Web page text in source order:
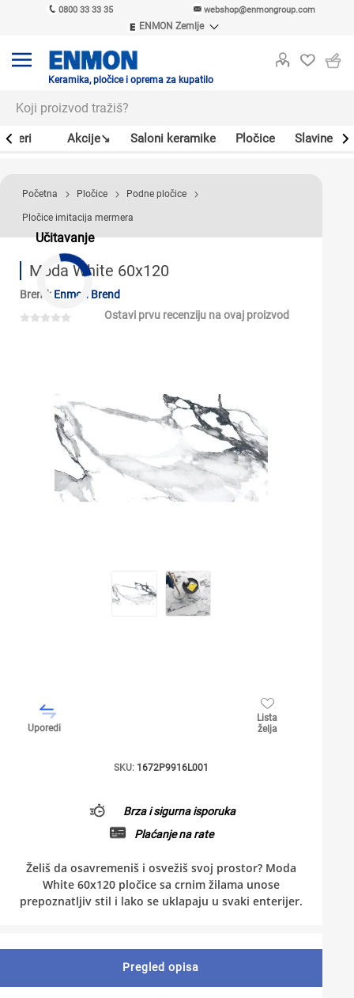
0800 33 33 35 webshop@enmongroup.com
ENMON Zemlje
ENMON MKD
Keramika, pločice i oprema za kupatilo
Akcije↘ Saloni keramike Pločice Slavine
Učitavanje
Početna Pločice Podne pločice
Pločice imitacija mermera
Moda White 60x120
Brend: Enmon Brend
Ostavi prvu recenziju na ovaj proizvod
Uporedi
Lista
želja
SKU: 1672P9916L001
Brza i sigurna isporuka
Plaćanje na rate
Želiš da osavremeniš i osvežiš svoj prostor? Moda
White 60x120 pločice sa crnim žilama unose
prepoznatljiv stil i lako se uklapaju u svaki enterijer.
Pregled opisa